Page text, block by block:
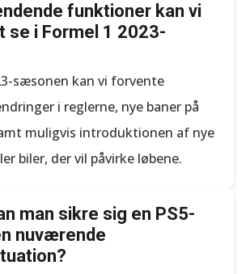
funktioner kan vi
se i Formel 1 2023-
sæsonen kan vi forvente
i reglerne, nye baner på
muligvis introduktionen af nye
biler, der vil påvirke løbene.
man sikre sig en PS5-
nuværende